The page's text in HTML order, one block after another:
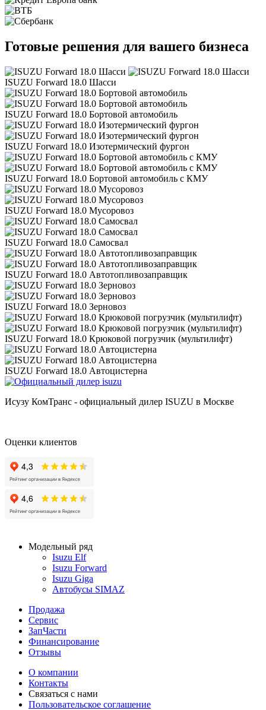
Готовые решения для вашего бизнеса
ISUZU Forward 18.0 Шасси
ISUZU Forward 18.0 Бортовой автомобиль
ISUZU Forward 18.0 Изотермический фургон
ISUZU Forward 18.0 Бортовой автомобиль с КМУ
ISUZU Forward 18.0 Мусоровоз
ISUZU Forward 18.0 Самосвал
ISUZU Forward 18.0 Автотопливозаправщик
ISUZU Forward 18.0 Зерновоз
ISUZU Forward 18.0 Крюковой погрузчик (мультилифт)
ISUZU Forward 18.0 Автоцистерна
Исузу КомТранс - официальный дилер ISUZU в Москве
Оценки клиентов
Модельный ряд
Isuzu Elf
Isuzu Forward
Isuzu Giga
Автобусы SIMAZ
Продажа
Сервис
ЗапЧасти
Финансирование
Отзывы
О компании
Контакты
Связаться с нами
Пользовательское соглашение